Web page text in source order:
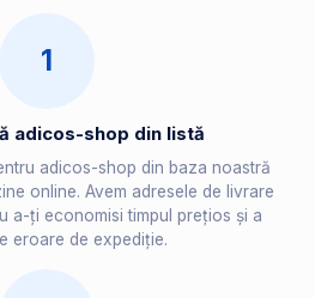
1
adicos-shop din listă
adicos-shop din baza noastră
online. Avem adresele de livrare
a-ți economisi timpul prețios și a
eroare de expediție.